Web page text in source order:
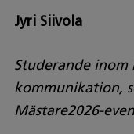
Jyri Siivola
Studerande inom
kommunikation,
Mästare2026-